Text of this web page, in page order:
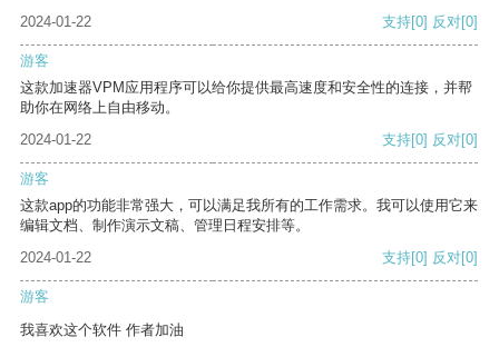
2024-01-22 支持[0] 反对[0]
游客
这款加速器VPM应用程序可以给你提供最高速度和安全性的连接，并帮
助你在网络上自由移动。
2024-01-22
支持[0] 反对[0]
游客
这款app的功能非常强大，可以满足我所有的工作需求。我可以使用它来
编辑文档、制作演示文稿、管理日程安排等。
2024-01-22
支持[0] 反对[0]
游客
我喜欢这个软件 作者加油